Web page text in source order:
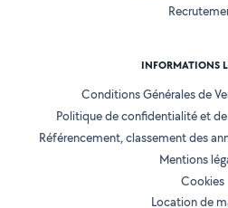
INFORMATIONS
Conditions Générales de
Politique de confidentialité et
Référencement, classement des
Mentions
Cookies
Location de